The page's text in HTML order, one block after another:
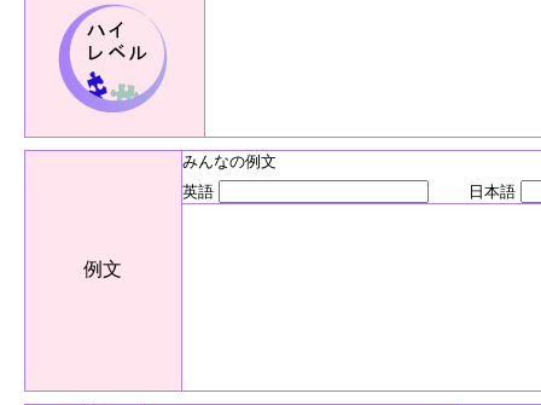
例文
みんなの例文
英語
日本語